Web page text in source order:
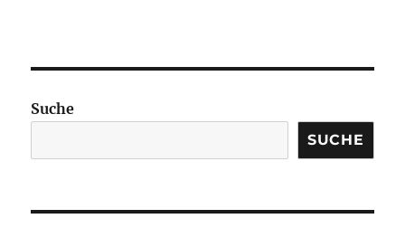
Suche
SUCHE